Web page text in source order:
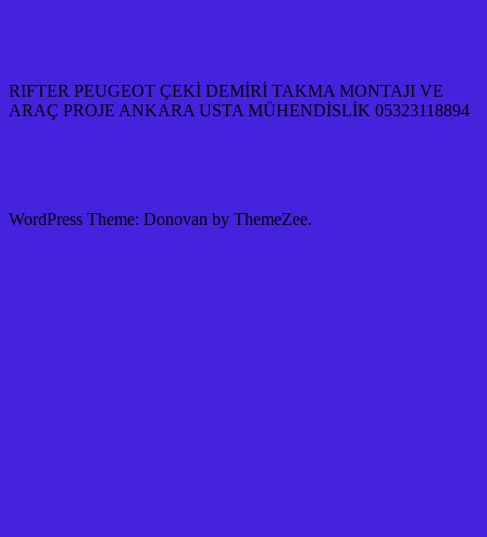
RIFTER PEUGEOT ÇEKİ DEMİRİ TAKMA MONTAJI VE
ARAÇ PROJE ANKARA USTA MÜHENDİSLİK 05323118894
WordPress Theme: Donovan by ThemeZee.